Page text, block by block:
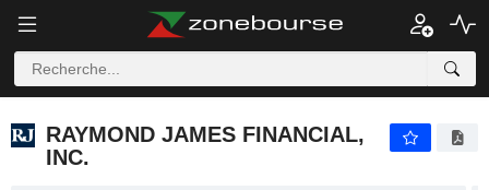
RAYMOND JAMES FINANCIAL,
INC.